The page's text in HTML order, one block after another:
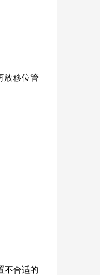
放移位管
不合适的